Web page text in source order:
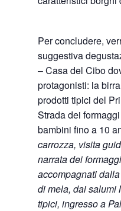
Per concludere,
suggestiva
– Casa del Cibo
protagonisti: la
prodotti tipici del
Strada dei
bambini fino a 10
carrozza, visita
narrata dei
accompagnati dalla
di mela, dai salumi
tipici, ingresso a